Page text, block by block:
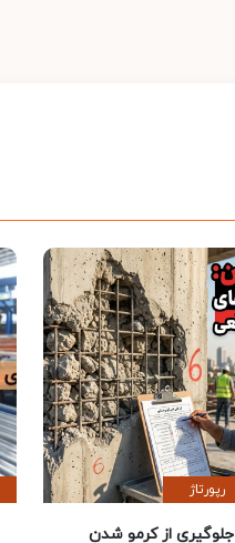
رپورتاژ
جلوگیری از کرمو شدن